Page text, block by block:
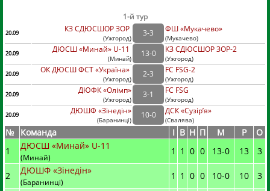
1-й тур
20.09 КЗ СДЮСШОР ЗОР
(Ужгород)
3-3 ФШ «Мукачево»
(Мукачево)
20.09
ДЮСШ «Минай» U-11
(Минай)
13-0 КЗ СДЮСШОР ЗОР-2
(Ужгород)
20.09
ОК ДЮСШ ФСТ «Україна»
(Ужгород)
2-3 FC FSG-2
(Ужгород)
20.09
ДЮФК «Олімп»
(Ужгород)
3-1 FC FSG
(Ужгород)
20.09
ДЮШФ «Зінедін»
(Баранинці)
10-0 ДСК «Сузір’я»
(Свалява)
№ Команда I В Н П М Р
О
1
ДЮСШ «Минай» U-11
(Минай)
1 1 0 0 13-0 13 3
2 ДЮШФ «Зінедін»
(Баранинці)
1 1 0 0 10-0 10
3